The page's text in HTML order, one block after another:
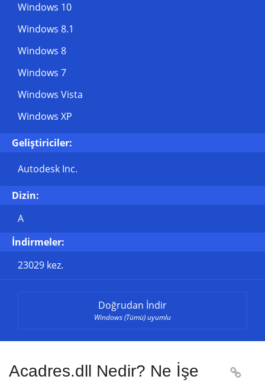
Windows 10
Windows 8.1
Windows 8
Windows 7
Windows Vista
Windows XP
Geliştiriciler:
Autodesk Inc.
Dizin:
A
İndirmeler:
23029 kez.
Doğrudan İndir
Windows (Tümü) uyumlu
Acadres.dll Nedir? Ne İşe
